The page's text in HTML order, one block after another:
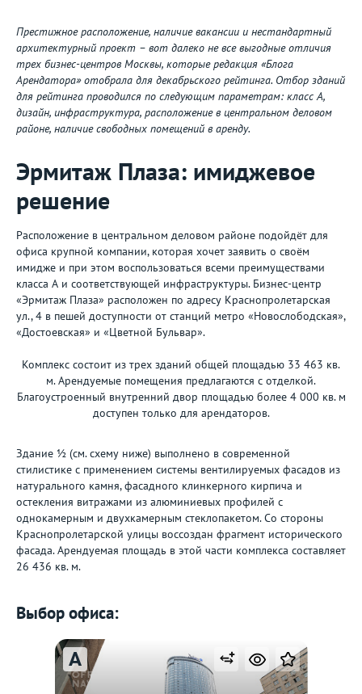
Престижное расположение, наличие вакансии и нестандартный
архитектурный проект – вот далеко не все выгодные отличия
трех бизнес-центров Москвы, которые редакция «Блога
Арендатора» отобрала для декабрьского рейтинга. Отбор зданий
для рейтинга проводился по следующим параметрам: класс А,
дизайн, инфраструктура, расположение в центральном деловом
районе, наличие свободных помещений в аренду.
Эрмитаж Плаза: имиджевое
решение
Расположение в центральном деловом районе подойдёт для
офиса крупной компании, которая хочет заявить о своём
имидже и при этом воспользоваться всеми преимуществами
класса А и соответствующей инфраструктуры. Бизнес-центр
«Эрмитаж Плаза» расположен по адресу Краснопролетарская
ул., 4 в пешей доступности от станций метро «Новослободская»,
«Достоевская» и «Цветной Бульвар».
Комплекс состоит из трех зданий общей площадью 33 463 кв.
м. Арендуемые помещения предлагаются с отделкой.
Благоустроенный внутренний двор площадью более 4 000 кв. м
доступен только для арендаторов.
Здание ½ (см. схему ниже) выполнено в современной
стилистике с применением системы вентилируемых фасадов из
натурального камня, фасадного клинкерного кирпича и
остекления витражами из алюминиевых профилей с
однокамерным и двухкамерным стеклопакетом. Со стороны
Краснопролетарской улицы воссоздан фрагмент исторического
фасада. Арендуемая площадь в этой части комплекса составляет
26 436 кв. м.
Выбор офиса:
A